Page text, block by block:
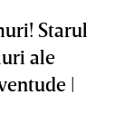
Starul
ale
|